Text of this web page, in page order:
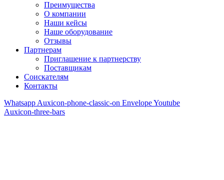
Преимущества
О компании
Наши кейсы
Наше оборудование
Отзывы
Партнерам
Приглашение к партнерству
Поставщикам
Соискателям
Контакты
Whatsapp Auxicon-phone-classic-on EnvelopeYoutube
Auxicon-three-bars